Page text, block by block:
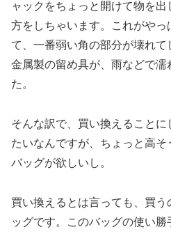
ャックをちょっと開けて物を
方をしちゃいます。これがや
て、一番弱い角の部分が壊れ
金属製の留め具が、雨などで
た。
そんな訳で、買い換えること
たいなんですが、ちょっと高
バッグが欲しいし。
買い換えるとは言っても、買
ッグです。このバッグの使い